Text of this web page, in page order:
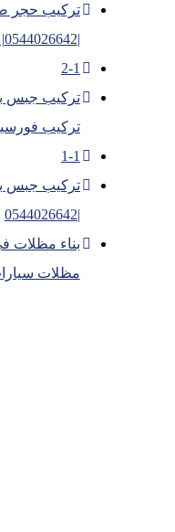
تركيب حجر
|0544026642| حجر طبيعي
2-1
تركيب
1-1
تركيب جبس
|0544026642
مظلات